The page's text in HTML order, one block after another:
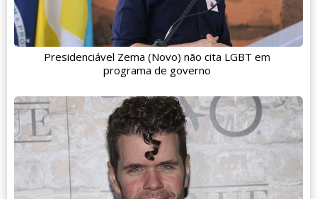
Presidenciável Zema (Novo) não cita LGBT em
programa de governo